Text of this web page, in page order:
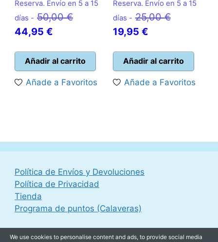
Reserva. Envío en 5 a 15
días - 50,00€El
era:
50,00 €.
44,95 €
actual
es:
44,95 €.
Añadir al carrito
Añade a Favoritos
Reserva. Envío en 5 a 15
días - 25,00€El
era:
25,00 €.
19,95 €El
actual
es:
19,95 €.
Añadir al carrito
Añade a Favoritos
Política de Envíos y Devoluciones
Política de Privacidad
Tienda
Programa de puntos (Calaveras)
We use cookies to personalise content and ads, to provide social media